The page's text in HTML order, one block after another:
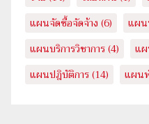
แผนจัดซื้อจัดจ้าง (6) แผน
แผนบริการวิชาการ(4) แ
แผนปฎิบัติการ(14) แผน